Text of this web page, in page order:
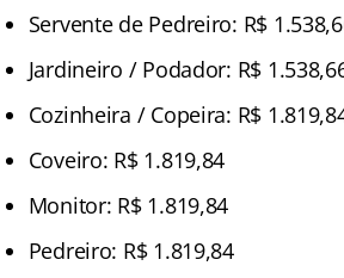
Servente de Pedreiro: R$
Jardineiro / Podador: R$
Cozinheira / Copeira: R$
Coveiro: R$ 1.819,84
Monitor: R$ 1.819,84
Pedreiro: R$ 1.819,84